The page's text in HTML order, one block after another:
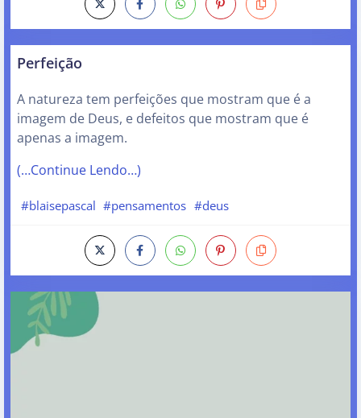
Perfeição
A natureza tem perfeições que mostram que é a
imagem de Deus, e defeitos que mostram que é
apenas a imagem.
(…Continue Lendo…)
#blaisepascal #pensamentos #deus